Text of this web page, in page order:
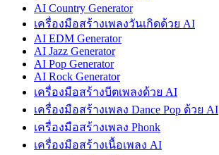
AI Country Generator
เครื่องมือสร้างเพลงวันเกิดด้วย AI
AI EDM Generator
AI Jazz Generator
AI Pop Generator
AI Rock Generator
เครื่องมือสร้างบีตเพลงด้วย AI
เครื่องมือสร้างเพลง Dance Pop ด้วย AI
เครื่องมือสร้างเพลง Phonk
เครื่องมือสร้างเนื้อเพลง AI